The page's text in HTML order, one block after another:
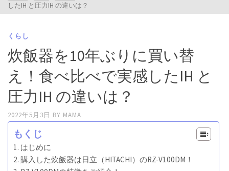
したIH と圧力IH の違いは？
くらし
炊飯器を10年ぶりに買い替
え！食べ比べで実感したIH と
圧力IH の違いは？
2022年5月3日 BY MAMA
もくじ
はじめに
購入した炊飯器は日立（HITACHI）のRZ-V100DM！